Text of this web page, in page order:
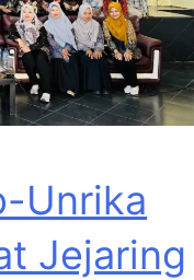
Unrika
Jejaring